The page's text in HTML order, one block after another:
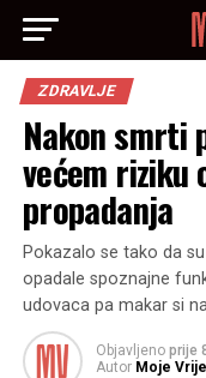
ZDRAVLJE
Nakon smrti
većem riziku
propadanja
Pokazalo se tako da
opadale spoznajne
udovaca pa makar si
Objavljeno prije
Autor Moje